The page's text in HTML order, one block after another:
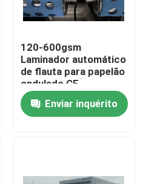
120-600gsm
Laminador automático
de flauta para papelão
ondulado CE
Enviar inquérito